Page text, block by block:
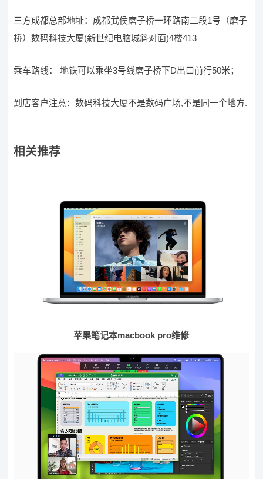
三方成都总部地址：成都武侯磨子桥一环路南二段1号（磨子
桥）数码科技大厦(新世纪电脑城斜对面)4楼413
乘车路线： 地铁可以乘坐3号线磨子桥下D出口前行50米；
到店客户注意：数码科技大厦不是数码广场,不是同一个地方.
相关推荐
苹果笔记本macbook pro维修